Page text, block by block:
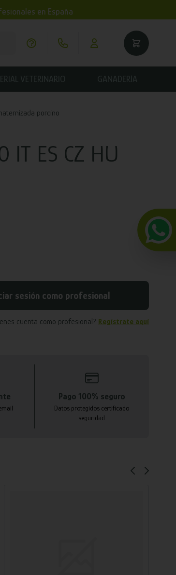
en España
VETERINARIO GANADERÍA
porcino
IT ES CZ HU
sesión como profesional
cuenta como profesional? Regístrate aquí
Pago 100% seguro
Datos protegidos certificado
seguridad